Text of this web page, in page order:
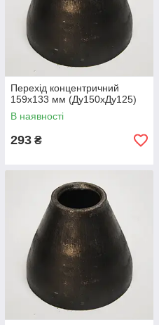
Перехід концентричний
159х133 мм (Ду150хДу125)
В наявності
293 ₴